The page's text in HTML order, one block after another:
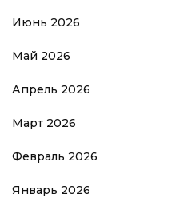
Июнь 2026
Май 2026
Апрель 2026
Март 2026
Февраль 2026
Январь 2026